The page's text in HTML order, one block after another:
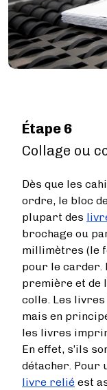
Étape 6
Collage ou
Dès que les
ordre, le bloc
plupart des
brochage ou
millimètres (le
pour le carder.
première et de
colle. Les
mais en
les livres
En effet, s’ils
détacher. Pour
livre relié est